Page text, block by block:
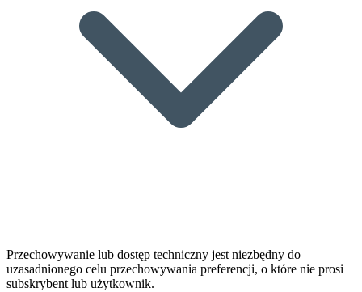
Przechowywanie lub dostęp techniczny jest niezbędny do
uzasadnionego celu przechowywania preferencji, o które nie prosi
subskrybent lub użytkownik.